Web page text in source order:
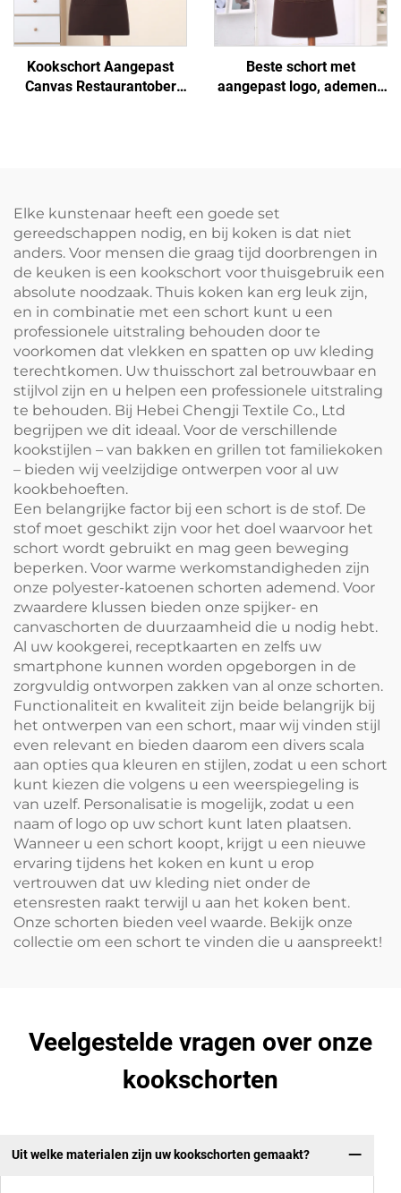
Kookschort Aangepast
Canvas Restaurantober
Beste schort met
aangepast logo, ademend
Elke kunstenaar heeft een goede set
gereedschappen nodig, en bij koken is dat niet
anders. Voor mensen die graag tijd doorbrengen in
de keuken is een kookschort voor thuisgebruik een
absolute noodzaak. Thuis koken kan erg leuk zijn,
en in combinatie met een schort kunt u een
professionele uitstraling behouden door te
voorkomen dat vlekken en spatten op uw kleding
terechtkomen. Uw thuisschort zal betrouwbaar en
stijlvol zijn en u helpen een professionele uitstraling
te behouden. Bij Hebei Chengji Textile Co., Ltd
begrijpen we dit ideaal. Voor de verschillende
kookstijlen – van bakken en grillen tot familiekoken
– bieden wij veelzijdige ontwerpen voor al uw
kookbehoeften.
Een belangrijke factor bij een schort is de stof. De
stof moet geschikt zijn voor het doel waarvoor het
schort wordt gebruikt en mag geen beweging
beperken. Voor warme werkomstandigheden zijn
onze polyester-katoenen schorten ademend. Voor
zwaardere klussen bieden onze spijker- en
canvaschorten de duurzaamheid die u nodig hebt.
Al uw kookgerei, receptkaarten en zelfs uw
smartphone kunnen worden opgeborgen in de
zorgvuldig ontworpen zakken van al onze schorten.
Functionaliteit en kwaliteit zijn beide belangrijk bij
het ontwerpen van een schort, maar wij vinden stijl
even relevant en bieden daarom een divers scala
aan opties qua kleuren en stijlen, zodat u een schort
kunt kiezen die volgens u een weerspiegeling is
van uzelf. Personalisatie is mogelijk, zodat u een
naam of logo op uw schort kunt laten plaatsen.
Wanneer u een schort koopt, krijgt u een nieuwe
ervaring tijdens het koken en kunt u erop
vertrouwen dat uw kleding niet onder de
etensresten raakt terwijl u aan het koken bent.
Onze schorten bieden veel waarde. Bekijk onze
collectie om een schort te vinden die u aanspreekt!
Veelgestelde vragen over onze
kookschorten
Uit welke materialen zijn uw kookschorten gemaakt?